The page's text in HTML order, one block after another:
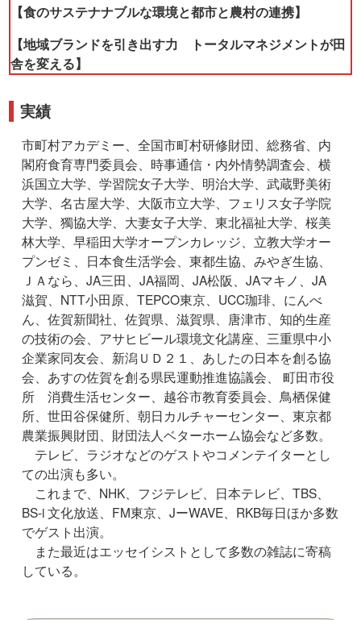
【食のサステナナブルな環境と都市と農村の連携】
【地域ブランドを引き出す力 トータルマネジメントが田
舎を変える】
実績
市町村アカデミー、全国市町村研修財団、総務省、内
閣府食育専門委員会、時事通信・内外情勢調査会、横
浜国立大学、学習院女子大学、明治大学、武蔵野美術
大学、名古屋大学、大阪市立大学、フェリス女子学院
大学、獨協大学、大妻女子大学、東北福祉大学、桜美
林大学、早稲田大学オープンカレッジ、立教大学オー
プンゼミ、日本食生活学会、東都生協、みやぎ生協、
ＪＡなら、JA三田、JA福岡、JA松阪、JAマキノ、JA
滋賀、NTT小田原、TEPCO東京、UCC珈琲、にんべ
ん、佐賀新聞社、佐賀県、滋賀県、唐津市、知的生産
の技術の会、アサヒビール環境文化講座、三重県中小
企業家同友会、新潟ＵＤ２１、あしたの日本を創る協
会、あすの佐賀を創る県民運動推進協議会、 町田市役
所 消費生活センター、越谷市教育委員会、鳥栖保健
所、世田谷保健所、朝日カルチャーセンター、東京都
農業振興財団、財団法人ベターホーム協会など多数。
テレビ、ラジオなどのゲストやコメンテイターとし
ての出演も多い。
これまで、NHK、フジテレビ、日本テレビ、TBS、
BS-i 文化放送、FM東京、JーWAVE、RKB毎日ほか多数
でゲスト出演。
また最近はエッセイシストとして多数の雑誌に寄稿
している。